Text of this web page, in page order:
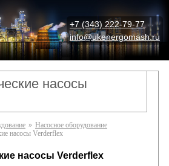
+7 (343) 222-79-77
info@ukenergomash.ru
насосы
» Насосное оборудование
насосы Verderflex
насосы Verderflex